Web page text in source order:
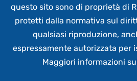
questo sito sono di proprietà di
protetti dalla normativa sul
qualsiasi riproduzione,
espressamente autorizzata per
Maggiori informazioni